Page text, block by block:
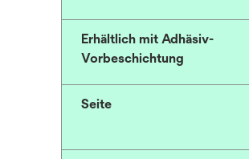
Erhältlich mit Adhäsiv-
Vorbeschichtung
Seite